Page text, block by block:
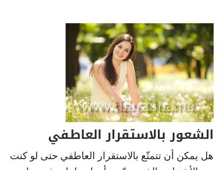
الشعور بالاستقرار العاطفي
هل يمكن أن تتمتّع بالاستقرار العاطفي حتى لو كنت